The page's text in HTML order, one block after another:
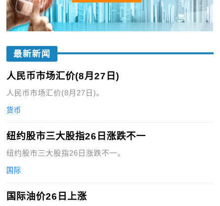
最新新闻
人民币市场汇价(8月27日)
人民币市场汇价(8月27日)。
货币
纽约股市三大股指26日涨跌不一
纽约股市三大股指26日涨跌不一。
国际
国际油价26日上涨